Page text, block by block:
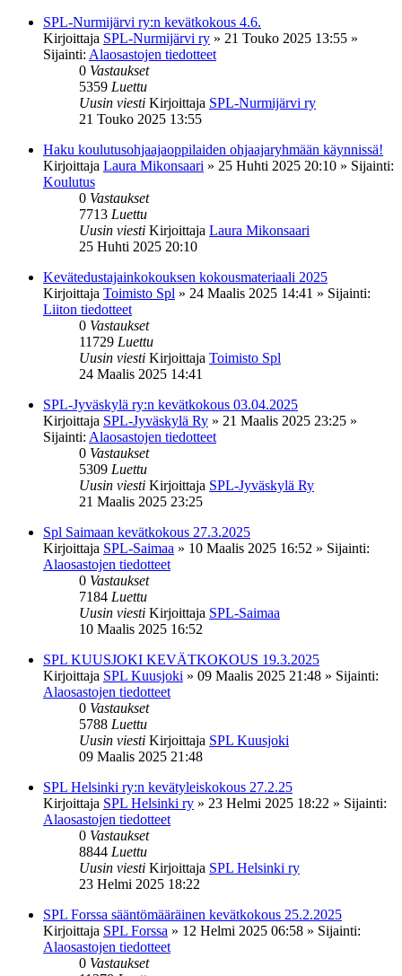
SPL-Nurmijärvi ry:n kevätkokous 4.6.
Kirjoittaja SPL-Nurmijärvi ry » 21 Touko 2025 13:55 »
Sijainti: Alaosastojen tiedotteet
0 Vastaukset
5359 Luettu
Uusin viesti Kirjoittaja SPL-Nurmijärvi ry
21 Touko 2025 13:55
Haku koulutusohjaajaoppilaiden ohjaajaryhmään käynnissä!
Kirjoittaja Laura Mikonsaari » 25 Huhti 2025 20:10 » Sijainti:
Koulutus
0 Vastaukset
7713 Luettu
Uusin viesti Kirjoittaja Laura Mikonsaari
25 Huhti 2025 20:10
Kevätedustajainkokouksen kokousmateriaali 2025
Kirjoittaja Toimisto Spl » 24 Maalis 2025 14:41 » Sijainti:
Liiton tiedotteet
0 Vastaukset
11729 Luettu
Uusin viesti Kirjoittaja Toimisto Spl
24 Maalis 2025 14:41
SPL-Jyväskylä ry:n kevätkokous 03.04.2025
Kirjoittaja SPL-Jyväskylä Ry » 21 Maalis 2025 23:25 »
Sijainti: Alaosastojen tiedotteet
0 Vastaukset
5309 Luettu
Uusin viesti Kirjoittaja SPL-Jyväskylä Ry
21 Maalis 2025 23:25
Spl Saimaan kevätkokous 27.3.2025
Kirjoittaja SPL-Saimaa » 10 Maalis 2025 16:52 » Sijainti:
Alaosastojen tiedotteet
0 Vastaukset
7184 Luettu
Uusin viesti Kirjoittaja SPL-Saimaa
10 Maalis 2025 16:52
SPL KUUSJOKI KEVÄTKOKOUS 19.3.2025
Kirjoittaja SPL Kuusjoki » 09 Maalis 2025 21:48 » Sijainti:
Alaosastojen tiedotteet
0 Vastaukset
5788 Luettu
Uusin viesti Kirjoittaja SPL Kuusjoki
09 Maalis 2025 21:48
SPL Helsinki ry:n kevätyleiskokous 27.2.25
Kirjoittaja SPL Helsinki ry » 23 Helmi 2025 18:22 » Sijainti:
Alaosastojen tiedotteet
0 Vastaukset
8844 Luettu
Uusin viesti Kirjoittaja SPL Helsinki ry
23 Helmi 2025 18:22
SPL Forssa sääntömääräinen kevätkokous 25.2.2025
Kirjoittaja SPL Forssa » 12 Helmi 2025 06:58 » Sijainti:
Alaosastojen tiedotteet
0 Vastaukset